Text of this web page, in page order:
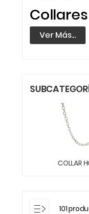
Ver Más...
COLLAR
101